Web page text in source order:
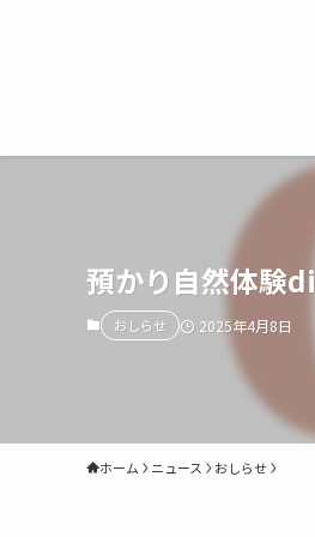
預かり自然体験
おしらせ 2025年4月8日
ホーム ニュース おしらせ